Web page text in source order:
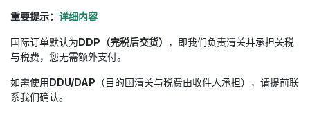
重要提示： 详细内容
国际订单默认为DDP（完税后交货）
，即我们负责清关并承担关税
与税费，您无需额外支付。
如需使用DDU/DAP （目的国清关与税费由收件人承担），请提前联
系我们确认。